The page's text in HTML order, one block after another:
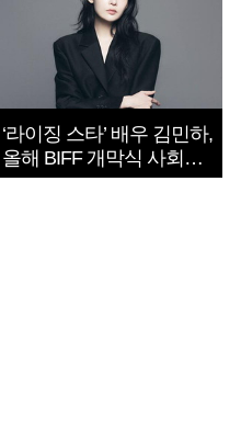
‘라이징 스타’ 배우 김민하,
올해 BIFF 개막식 사회자
확정